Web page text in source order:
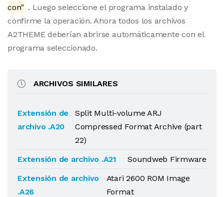
con" . Luego seleccione el programa instalado y
confirme la operación. Ahora todos los archivos
A2THEME deberían abrirse automáticamente con el
programa seleccionado.
ARCHIVOS SIMILARES
Extensión de
archivo .A20
Split Multi-volume ARJ
Compressed Format Archive (part
22)
Extensión de archivo .A21
Soundweb Firmware
Extensión de archivo
.A26
Atari 2600 ROM Image
Format